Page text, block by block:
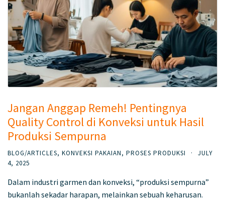
Jangan Anggap Remeh! Pentingnya
Quality Control di Konveksi untuk Hasil
Produksi Sempurna
BLOG/ARTICLES, KONVEKSI PAKAIAN, PROSES PRODUKSI ·
JULY
4, 2025
Dalam industri garmen dan konveksi, “produksi sempurna”
bukanlah sekadar harapan, melainkan sebuah keharusan.